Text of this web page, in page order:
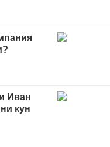
Иван
кун